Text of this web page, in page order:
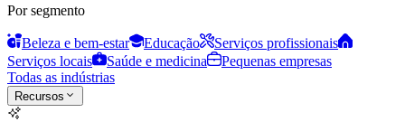
Por segmento
Beleza e bem-estar Educação
Serviços profissionais
Serviços locais
Saúde e medicina
Pequenas empresas
Todas as indústrias
Recursos